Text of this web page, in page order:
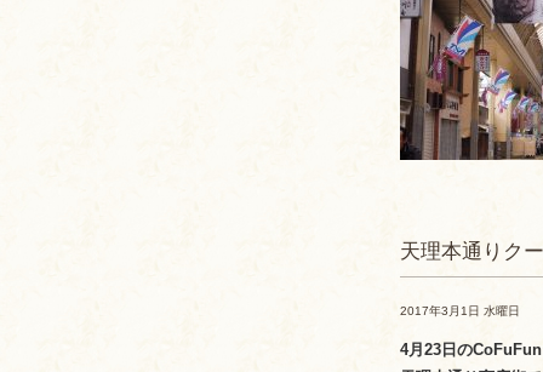
天理本通りク
2017年3月1日 水曜日
4月23日の